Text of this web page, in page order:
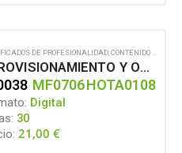
DE PROFESIONALIDAD CONTENIDO EN FORMATO DIGITAL
APROVISIONAMIENTO Y ORGANIZACIÓN DEL OFFICE EN ALOJAMIENTOS. HOTA0108 – OPERACIONES BÁSICAS DE PISOS EN ALOJAMIENTOS
MF0706HOTA0108
Digital
30
21,00€